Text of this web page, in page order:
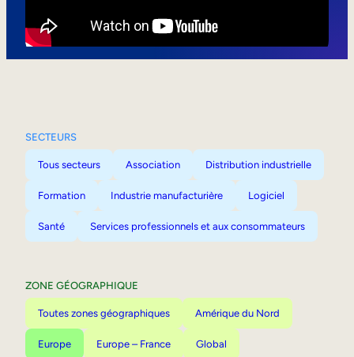
SECTEURS
Tous secteurs Association Distribution industrielle
Formation Industrie manufacturière Logiciel
Santé Services professionnels et aux consommateurs
ZONE GÉOGRAPHIQUE
Toutes zones géographiques Amérique du Nord
Europe Europe – France Global